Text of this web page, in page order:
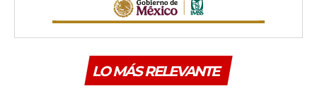
LO MÁS RELEVANTE